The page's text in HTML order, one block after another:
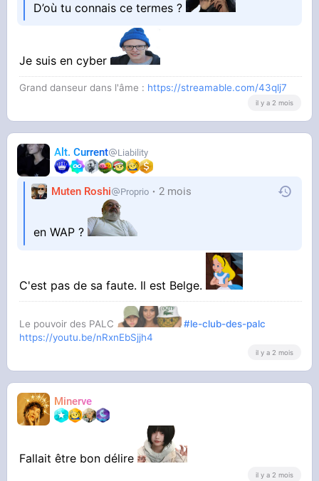
D’où tu connais ce termes ?
Je suis en cyber
Grand danseur dans l'âme : https://streamable.com/43qlj7
il y a 2 mois
Alt. Current Liability
Muten Roshi Proprio 2 mois
en WAP ?
C'est pas de sa faute. Il est Belge.
Le pouvoir des PALC
#le-club-des-palc
https://youtu.be/nRxnEbSjjh4
il y a 2 mois
Minerve
Fallait être bon délire
il y a 2 mois